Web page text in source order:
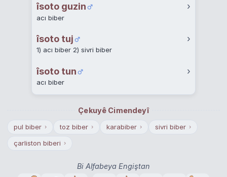
îsoto guzin ›
acı biber
îsoto tuj ›
1) acı biber 2) sivri biber
îsoto tun ›
acı biber
Çekuyê Cimendeyî
pul biber › toz biber › karabiber › sivri biber ›
çarliston biberi ›
Bi Alfabeya Engiştan